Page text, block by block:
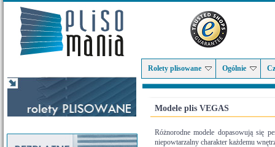
Rolety plisowane Ogólnie
Modele plis VEGAS
Różnorodne modele dopasowują się
niepowtarzalny charakter każdemu